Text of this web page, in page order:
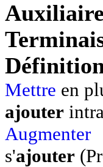
Mettre en
ajouter
Augmenter
s'ajouter